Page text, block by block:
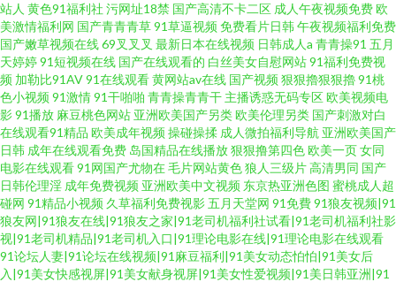
站人 黄色91福利社 污网址18禁 国产高清不卡二区 成人午夜视频免费欧
美激情福利网 国产青青青草91草逼视频免费看片日韩午夜视频福利免费
国产嫩草视频在线69叉叉叉 最新日本在线视频 日韩成人a 青青操91 五月
天婷婷91短视频在线 国产在线观看的 白丝美女自慰网站91福利免费视
频 加勒比91AV91在线观看黄网站av在线 国产视频狠狠擼狠狠擼91桃
色小视频91激情91干啪啪 青青操青青干 主播诱惑无码专区欧美视频电
影91播放 麻豆桃色网站 亚洲欧美国产另类欧美伦理另类 国产刺激对白
在线观看91精品 欧美成年视频操碰操揉 成人微拍福利导航 亚洲欧美国产
日韩 成年在线观看免费 岛国精品在线播放狠狠撸第四色欧美一页女同
电影在线观看91网国产尤物在毛片网站黄色狼人三级片高清男同 国产
日韩伦理淫 成年免费视频 亚洲欧美中文视频 东京热亚洲色图 蜜桃成人超
碰网 91精品小视频 久草福利免费视影五月天堂网 91免費91狼友视频|91
狼友网|91狼友在线|91狼友之家|91老司机福利社试看|91老司机福利社影
视|91老司机精品|91老司机入口|91理论电影在线|91理论电影在线观看
91论坛人妻|91论坛在线视频|91麻豆福利|91美女动态怕怕|91美女后
入|91美女快感视屏|91美女献身视屏|91美女性爱视频|91美日韩亚洲|91